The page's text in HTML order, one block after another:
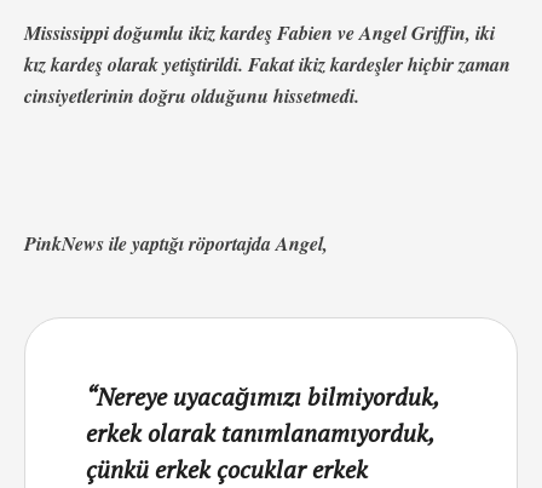
Mississippi doğumlu ikiz kardeş Fabien ve Angel Griffin, iki
kız kardeş olarak yetiştirildi. Fakat ikiz kardeşler hiçbir zaman
cinsiyetlerinin doğru olduğunu hissetmedi.
PinkNews ile yaptığı röportajda Angel,
“Nereye uyacağımızı bilmiyorduk,
erkek olarak tanımlanamıyorduk,
çünkü erkek çocuklar erkek